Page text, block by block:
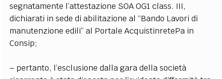
segnatamente l’attestazione SOA OG1 class. III,
dichiarati in sede di abilitazione al “Bando Lavori di
manutenzione edili” al Portale AcquistinretePa in
Consip;
– pertanto, l’esclusione dalla gara della società